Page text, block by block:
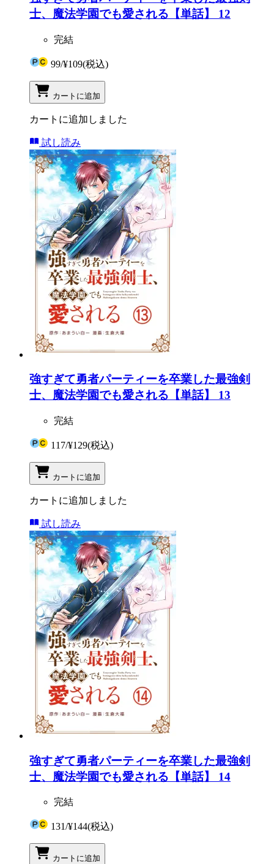
士、魔法学園でも愛される【単話】 12
完結
99/¥109(税込)
カートに追加
カートに追加しました
試し読み
強すぎて勇者パーティーを卒業した最強剣
士、魔法学園でも愛される【単話】 13
完結
117/¥129(税込)
カートに追加
カートに追加しました
試し読み
強すぎて勇者パーティーを卒業した最強剣
士、魔法学園でも愛される【単話】 14
完結
131/¥144(税込)
カートに追加